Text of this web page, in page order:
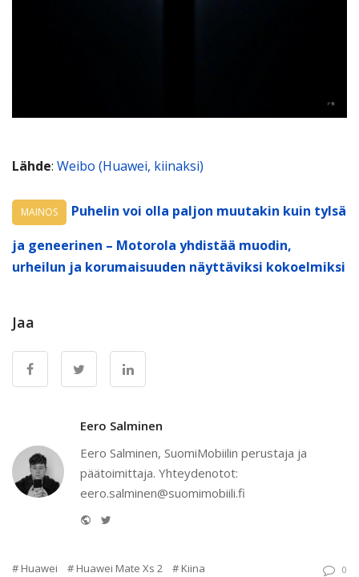
Lähde: Weibo (Huawei, kiinaksi)
MAINOS
Puhelin voi olla paljon muutakin kuin tylsä
ja geneerinen – Motorola yhdistää muodin,
urheilun ja korumaisuuden näyttäviksi kokoelmiksi
Jaa
Eero Salminen
Eero Salminen, SuomiMobiilin perustaja ja
päätoimittaja. Yhteydenotot:
eero.salminen@suomimobiili.fi
Website
Huawei Huawei Mate Xs 2
Kiina
0